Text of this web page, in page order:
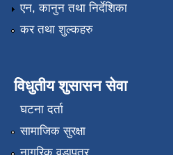
एन, कानुन तथा निर्देशिका
कर तथा शुल्कहरु
विधुतीय शुसासन सेवा
घटना दर्ता
सामाजिक सुरक्षा